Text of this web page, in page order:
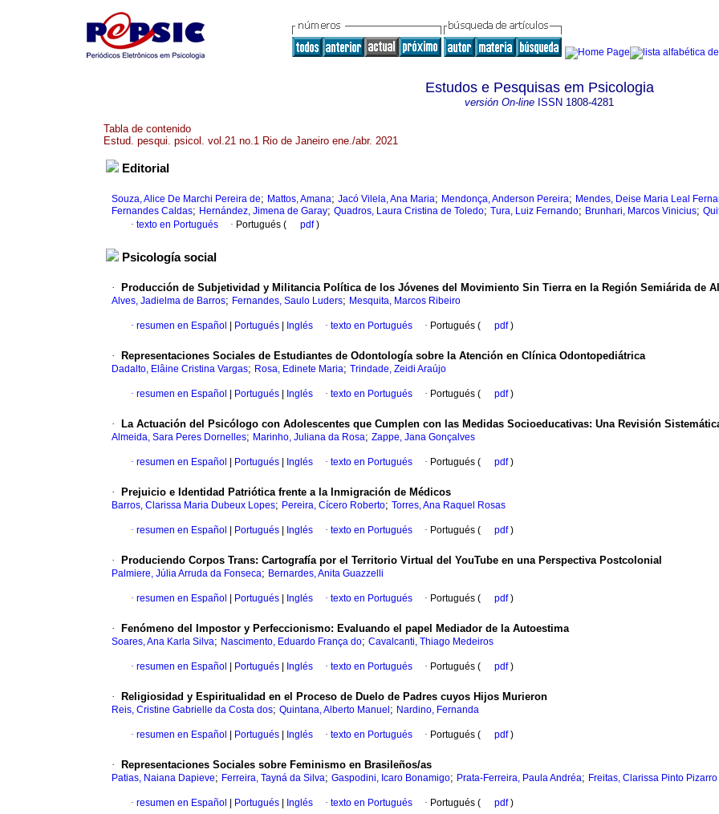
Estudos e Pesquisas em Psicologia
versión On-line ISSN 1808-4281
Tabla de contenido
Estud. pesqui. psicol. vol.21 no.1 Rio de Janeiro ene./abr. 2021
Editorial
Souza, Alice De Marchi Pereira de; Mattos, Amana; Jacó Vilela, Ana Maria; Mendonça, Anderson Pereira; Mendes, Deise Maria Leal
Fernandes Caldas; Hernández, Jimena de Garay; Quadros, Laura Cristina de Toledo; Tura, Luiz Fernando; Brunhari, Marcos Vinicius;
· texto en Portugués · Portugués ( pdf)
Psicología social
· Producción de Subjetividad y Militancia Política de los Jóvenes del Movimiento Sin Tierra en la Región Semiárida de
Alves, Jadielma de Barros; Fernandes, Saulo Luders; Mesquita, Marcos Ribeiro
· resumen en Español Portugués Inglés · texto en Portugués · Portugués ( pdf)
· Representaciones Sociales de Estudiantes de Odontología sobre la Atención en Clínica Odontopediátrica
Dadalto, Elâine Cristina Vargas; Rosa, Edinete Maria; Trindade, Zeidi Araújo
· resumen en Español Portugués Inglés · texto en Portugués · Portugués ( pdf)
· La Actuación del Psicólogo con Adolescentes que Cumplen con las Medidas Socioeducativas: Una Revisión
Almeida, Sara Peres Dornelles; Marinho, Juliana da Rosa; Zappe, Jana Gonçalves
· resumen en Español Portugués Inglés · texto en Portugués · Portugués ( pdf)
· Prejuicio e Identidad Patriótica frente a la Inmigración de Médicos
Barros, Clarissa Maria Dubeux Lopes; Pereira, Cícero Roberto; Torres, Ana Raquel Rosas
· resumen en Español Portugués Inglés · texto en Portugués · Portugués ( pdf)
· Produciendo Corpos Trans: Cartografía por el Territorio Virtual del YouTube en una Perspectiva Postcolonial
Palmiere, Júlia Arruda da Fonseca; Bernardes, Anita Guazzelli
· resumen en Español Portugués Inglés · texto en Portugués · Portugués ( pdf)
· Fenómeno del Impostor y Perfeccionismo: Evaluando el papel Mediador de la Autoestima
Soares, Ana Karla Silva; Nascimento, Eduardo França do; Cavalcanti, Thiago Medeiros
· resumen en Español Portugués Inglés · texto en Portugués · Portugués ( pdf)
· Religiosidad y Espiritualidad en el Proceso de Duelo de Padres cuyos Hijos Murieron
Reis, Cristine Gabrielle da Costa dos; Quintana, Alberto Manuel ; Nardino, Fernanda
· resumen en Español Portugués Inglés · texto en Portugués · Portugués ( pdf)
· Representaciones Sociales sobre Feminismo en Brasileños/as
Patias, Naiana Dapieve; Ferreira, Tayná da Silva; Gaspodini, Icaro Bonamigo; Prata-Ferreira, Paula Andréa; Freitas, Clarissa Pinto
· resumen en Español Portugués Inglés · texto en Portugués · Portugués ( pdf)